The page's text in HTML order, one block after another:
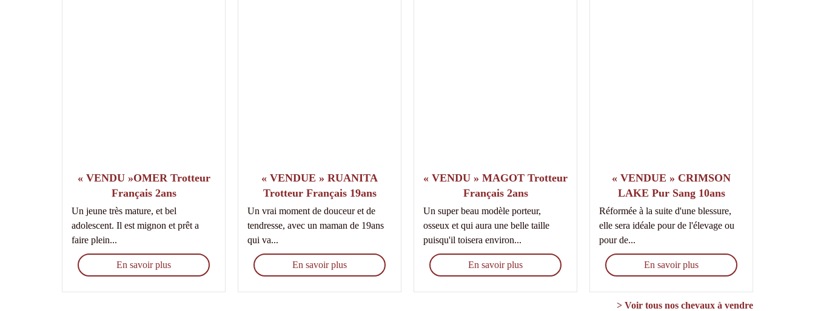
« VENDU »OMER Trotteur
Français 2ans
Un jeune très mature, et bel
adolescent. Il est mignon et prêt a
faire plein...
En savoir plus
« VENDUE » RUANITA
Trotteur Français 19ans
Un vrai moment de douceur et de
tendresse, avec un maman de 19ans
qui va...
En savoir plus
« VENDU » MAGOT Trotteur
Français 2ans
Un super beau modèle porteur,
osseux et qui aura une belle taille
puisqu'il toisera environ...
En savoir plus
« VENDUE » CRIMSON
LAKE Pur Sang 10ans
Réformée à la suite d'une blessure,
elle sera idéale pour de l'élevage ou
pour de...
En savoir plus
> Voir tous nos chevaux à vendre